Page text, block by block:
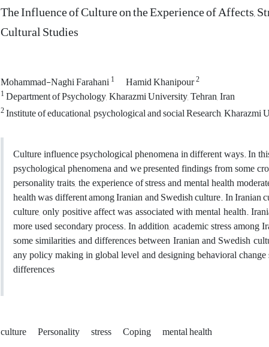
The Influence of Culture on the Experience of Affects,
Cultural Studies
Mohammad-Naghi Farahani1 Hamid Khanipour2
1Department of Psychology, Kharazmi University, Tehran, Iran
2Institute of educational, psychological and social Research, Kharazmi
Culture influence psychological phenomena in different ways. In
psychological phenomena and we presented findings from some
personality traits, the experience of stress and mental health
health was different among Iranian and Swedish culture. In Iranian
culture, only positive affect was associated with mental health.
more used secondary process. In addition, academic stress
some similarities and differences between Iranian and Swedish
any policy making in global level and designing behavioral
differences
culture Personality stress Coping mental health